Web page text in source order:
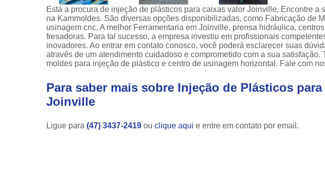
Está a procura de injeção de plásticos para caixas valor Joinville, Encontre a
na Kammoldes. São diversas opções disponibilizadas, como Fabricação de
usinagem cnc, A melhor Ferramentaria em Joinville, prensa hidráulica,
fresadoras. Para tal sucesso, a empresa investiu em profissionais
inovadores. Ao entrar em contato conosco, você poderá esclarecer suas
através de um atendimento cuidadoso e comprometido com a sua satisfação.
moldes para injeção de plástico e centro de usinagem horizontal. Fale com
Para saber mais sobre Injeção de Plásticos
Joinville
Ligue para (47) 3437-2419 ou clique aqui e entre em contato por email.